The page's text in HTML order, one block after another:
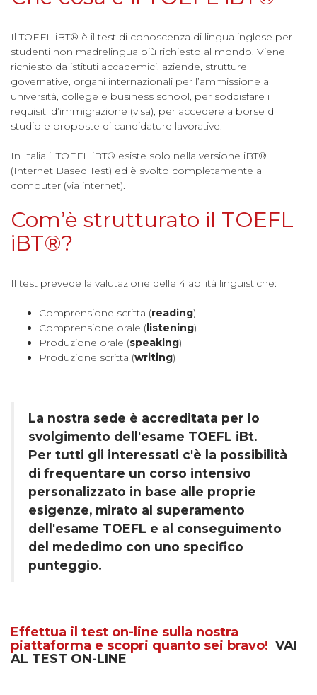
Il TOEFL iBT® è il test di conoscenza di lingua inglese per
studenti non madrelingua più richiesto al mondo. Viene
richiesto da istituti accademici, aziende, strutture
governative, organi internazionali per l’ammissione a
università, college e business school, per soddisfare i
requisiti d’immigrazione (visa), per accedere a borse di
studio e proposte di candidature lavorative.
In Italia il TOEFL iBT® esiste solo nella versione iBT®
(Internet Based Test) ed è svolto completamente al
computer (via internet).
Com’è strutturato il TOEFL
iBT®?
Il test prevede la valutazione delle 4 abilità linguistiche:
Comprensione scritta (reading)
Comprensione orale (listening)
Produzione orale (speaking)
Produzione scritta (writing)
La nostra sede è accreditata per lo
svolgimento dell'esame TOEFL iBt.
Per tutti gli interessati c'è la possibilità
di frequentare un corso intensivo
personalizzato in base alle proprie
esigenze, mirato al superamento
dell'esame TOEFL e al conseguimento
del mededimo con uno specifico
punteggio.
Effettua il test on-line sulla nostra
piattaforma e scopri quanto sei bravo! VAI
AL TEST ON-LINE